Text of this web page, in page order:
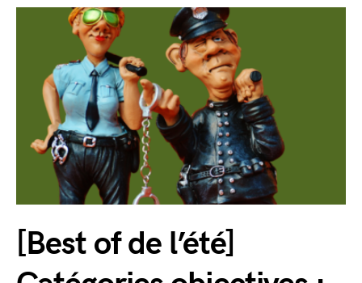
[Best of de l’été]